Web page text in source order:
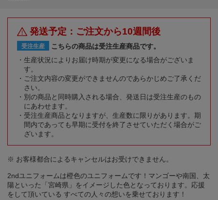
発送予定：ご注文から10週間後
受注生産
こちらの商品は受注生産商品です。
生産状況によりお届け時期が変更になる場合がございま
す。
ご注文内容の変更ができませんのであらかじめご了承くだ
さい。
別の商品と同時購入される場合、発送日は受注生産のもの
にあわせます。
受注生産商品となりますが、生産数に限りがあります。期
間内であっても早期に受付を終了させていただく場合がご
ざいます。
※ お客様都合によるキャンセルはお受けできません。
2ndユニフォームは橙色のユニフォームです！マンゴーや南国、太
陽といった「宮崎県」をイメージした色となっております。応援
をして頂いている すべての人々の想いを乗せております！